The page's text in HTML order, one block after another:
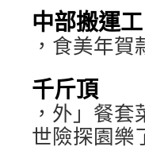
中部搬運工
，食美年
千斤頂
，外」餐
世險探園樂